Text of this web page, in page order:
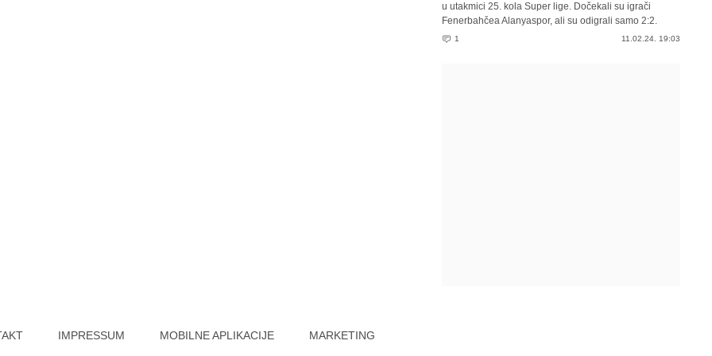
u utakmici 25. kola Super lige. Dočekali su igrači
Fenerbahčea Alanyaspor, ali su odigrali samo 2:2.
1 11.02.24. 19:03
IMPRESSUM MOBILNE APLIKACIJE MARKETING